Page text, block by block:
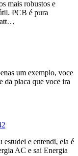
mais robustos e
PCB é pura
att…
um exemplo, voce
da placa que voce ira
estudei e entendi, ela é
AC e sai Energia